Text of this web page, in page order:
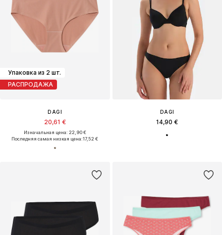
Упаковка из 2 шт.
РАСПРОДАЖА
DAGI
20,61 €
Изначальная цена: 22,90 €
Последняя самая низкая цена:17,52 €
DAGI
14,90 €